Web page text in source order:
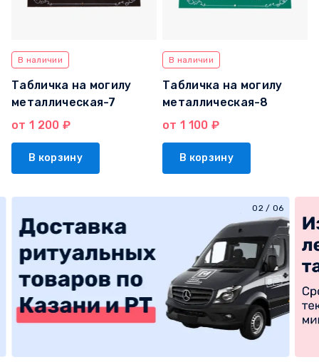
В наличии
Табличка на могилу
металлическая-7
от 1 200 ₽
В корзину
В наличии
Табличка на могилу
металлическая-8
от 1 100 ₽
В корзину
03/ 06